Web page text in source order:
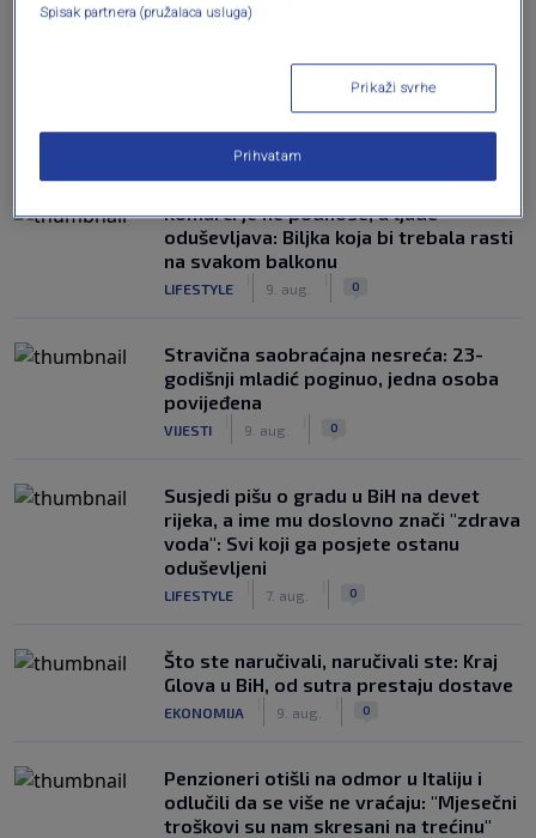
Komarci je ne podnose, a ljude
oduševljava: Biljka koja bi trebala rasti
na svakom balkonu
LIFESTYLE 9. aug. 0
Stravična saobraćajna nesreća: 23-
godišnji mladić poginuo, jedna osoba
povijeđena
VIJESTI 9. aug. 0
Susjedi pišu o gradu u BiH na devet
rijeka, a ime mu doslovno znači "zdrava
voda": Svi koji ga posjete ostanu
oduševljeni
LIFESTYLE 7. aug. 0
Što ste naručivali, naručivali ste: Kraj
Glova u BiH, od sutra prestaju dostave
EKONOMIJA 9. aug. 0
Penzioneri otišli na odmor u Italiju i
odlučili da se više ne vraćaju: "Mjesečni
troškovi su nam skresani na trećinu"
Spisak partnera (pružalaca usluga)
Prikaži svrhe
Prihvatam